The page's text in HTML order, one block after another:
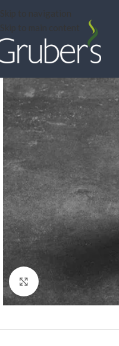
Click to enlarge